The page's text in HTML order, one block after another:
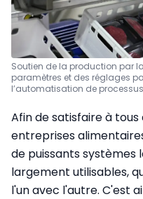
Soutien de la production par
paramètres et des réglages
l’automatisation de processus
Afin de satisfaire à
entreprises
de puissants systèmes
largement utilisables,
l'un avec l'autre. C'est